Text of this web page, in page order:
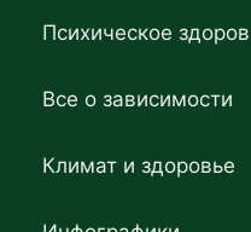
Психическое
Все о зависимости
Климат и здоровье